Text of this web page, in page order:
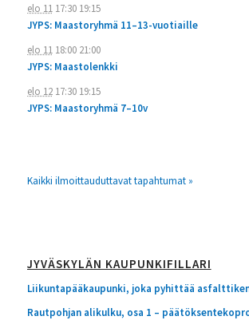
elo 1117:30 19:15
JYPS: Maastoryhmä 11–13-vuotiaille
elo 1118:00 21:00
JYPS: Maastolenkki
elo 1217:30 19:15
JYPS: Maastoryhmä 7–10v
Kaikki ilmoittauduttavat tapahtumat »
JYVÄSKYLÄN KAUPUNKIFILLARI
Liikuntapääkaupunki, joka pyhittää
Rautpohjan alikulku, osa 1 –